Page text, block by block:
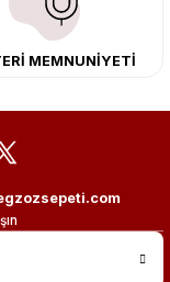
MEMNUNİYETİ